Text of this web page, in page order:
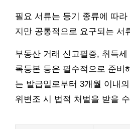
필요 서류는 등기 종류에 따
지만 공통적으로 요구되는 서
부동산 거래 신고필증, 취득
록등본 등은 필수적으로 준비
는 발급일로부터 3개월 이내
위변조 시 법적 처벌을 받을